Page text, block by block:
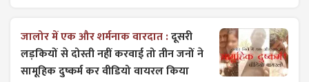
जालोर में एक और शर्मनाक वारदात :दूसरी
लड़कियों से दोस्ती नहीं करवाई तो तीन जनों ने
सामूहिक दुष्कर्म कर वीडियो वायरल किया